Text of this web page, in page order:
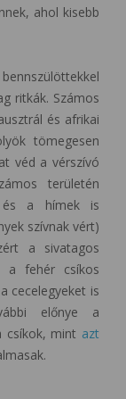
ahol kisebb
ritkák. Számos
és afrikai
tömegesen
véd a vérszívó
területén
és a hímek is
szívnak vért)
a sivatagos
a fehér csíkos
cecelegyeket is
előnye a
csíkok, mint azt